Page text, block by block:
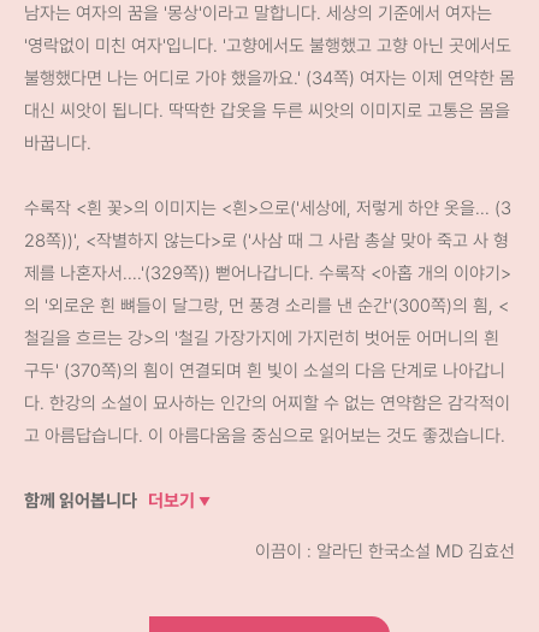
남자는 여자의 꿈을 '몽상'이라고 말합니다. 세상의 기준에서 여자는
'영락없이 미친 여자'입니다. '고향에서도 불행했고 고향 아닌 곳에서도
불행했다면 나는 어디로 가야 했을까요.' (34쪽) 여자는 이제 연약한 몸
대신 씨앗이 됩니다. 딱딱한 갑옷을 두른 씨앗의 이미지로 고통은 몸을
바꿉니다.
수록작 <흰 꽃>의 이미지는 <흰>으로('세상에, 저렇게 하얀 옷을... (3
28쪽))', <작별하지 않는다>로 ('사삼 때 그 사람 총살 맞아 죽고 사 형
제를 나혼자서....'(329쪽)) 뻗어나갑니다. 수록작 <아홉 개의 이야기>
의 '외로운 흰 뼈들이 달그랑, 먼 풍경 소리를 낸 순간'(300쪽)의 흼, <
철길을 흐르는 강>의 '철길 가장가지에 가지런히 벗어둔 어머니의 흰
구두' (370쪽)의 흼이 연결되며 흰 빛이 소설의 다음 단계로 나아갑니
다. 한강의 소설이 묘사하는 인간의 어찌할 수 없는 연약함은 감각적이
고 아름답습니다. 이 아름다움을 중심으로 읽어보는 것도 좋겠습니다.
함께 읽어봅니다 더보기
이끔이 : 알라딘 한국소설 MD 김효선